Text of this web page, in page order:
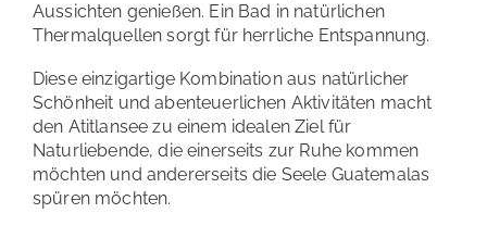
Aussichten genießen. Ein Bad in natürlichen
Thermalquellen sorgt für herrliche Entspannung.
Diese einzigartige Kombination aus natürlicher
Schönheit und abenteuerlichen Aktivitäten macht
den Atitlansee zu einem idealen Ziel für
Naturliebende, die einerseits zur Ruhe kommen
möchten und andererseits die Seele Guatemalas
spüren möchten.